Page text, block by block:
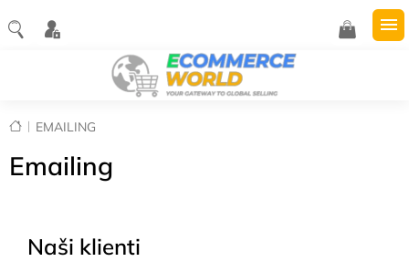
na
obsah
NÁKUPNÍ
Domů
EMAILING
Emailing
Naši klienti